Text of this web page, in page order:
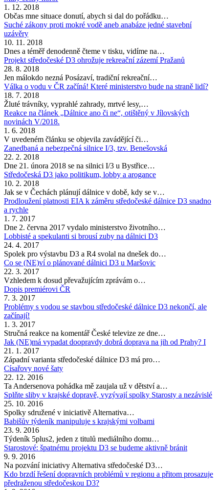
1. 12. 2018
Občas mne situace donutí, abych si dal do pořádku…
Suché zákony proti mokré vodě aneb anabáze jedné stavební
uzávěry
10. 11. 2018
Dnes a téměř denodenně čteme v tisku, vidíme na…
Projekt středočeské D3 ohrožuje rekreační zázemí Pražanů
28. 8. 2018
Jen málokdo nezná Posázaví, tradiční rekreační…
Válka o vodu v ČR začíná! Které ministerstvo bude na straně lidí?
18. 7. 2018
Žluté trávníky, vyprahlé zahrady, mrtvé lesy,…
Reakce na článek „Dálnice ano či ne“, otištěný v Jílovských
novinách V/2018.
1. 6. 2018
V uvedeném článku se objevila zavádějící či…
Zanedbaná a nebezpečná silnice I/3, tzv. Benešovská
22. 2. 2018
Dne 21. února 2018 se na silnici I/3 u Bystřice…
Středočeská D3 jako politikum, lobby a arogance
10. 2. 2018
Jak se v Čechách plánují dálnice v době, kdy se v…
Prodloužení platnosti EIA k záměru středočeské dálnice D3 snadno
a rychle
1. 7. 2017
Dne 2. června 2017 vydalo ministerstvo životního…
Lobbisté a spekulanti si brousí zuby na dálnici D3
24. 4. 2017
Spolek pro výstavbu D3 a R4 svolal na dnešek do…
Co se (NE)ví o plánované dálnici D3 u Maršovic
22. 3. 2017
Vzhledem k dosud převažujícím zprávám o…
Dopis premiérovi ČR
7. 3. 2017
Problémy s vodou se stavbou středočeské dálnice D3 nekončí, ale
začínají!
1. 3. 2017
Stručná reakce na komentář České televize ze dne…
Jak (NE)má vypadat doopravdy dobrá doprava na jih od Prahy? I
21. 1. 2017
Západní varianta středočeské dálnice D3 má pro…
Císařovy nové šaty
22. 12. 2016
Ta Andersenova pohádka mě zaujala už v dětství a…
Splňte sliby v krajské dopravě, vyzývají spolky Starosty a nezávislé
25. 10. 2016
Spolky sdružené v iniciativě Alternativa…
Babišův týdeník manipuluje s krajskými volbami
23. 9. 2016
Týdeník 5plus2, jeden z titulů mediálního domu…
Starostové: špatnému projektu D3 se budeme aktivně bránit
9. 9. 2016
Na pozvání iniciativy Alternativa středočeské D3…
Kdo brzdí řešení dopravních problémů v regionu a přitom prosazuje
předraženou středočeskou D3?